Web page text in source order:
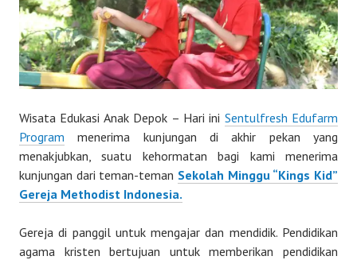
Wisata Edukasi Anak Depok – Hari ini Sentulfresh Edufarm
Program menerima kunjungan di akhir pekan yang
menakjubkan, suatu kehormatan bagi kami menerima
kunjungan dari teman-teman Sekolah Minggu “Kings Kid”
Gereja Methodist Indonesia.
Gereja di panggil untuk mengajar dan mendidik. Pendidikan
agama kristen bertujuan untuk memberikan pendidikan